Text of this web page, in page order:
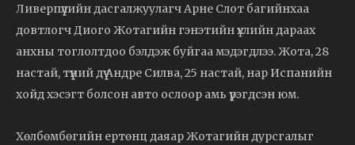
Ливерпүүлийн дасгалжуулагч Арне Слот багийнхаа
довтлогч Диого Жотагийн гэнэтийн үхлийн дараах
анхны тоглолтдоо бэлдэж буйгаа мэдэгдлээ. Жота, 28
настай, түүний дүү Андре Силва, 25 настай, нар Испанийн
хойд хэсэгт болсон авто ослоор амь үрэгдсэн юм.
Хөлбөмбөгийн ертөнц даяар Жотагийн дурсгалыг